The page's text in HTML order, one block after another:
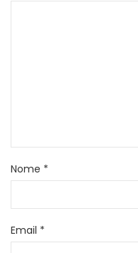
Nome *
Email *